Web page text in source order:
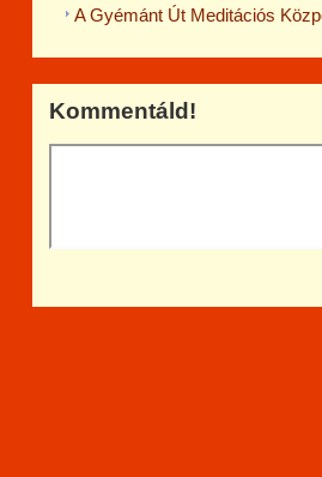
A Gyémánt Út Meditációs
Kommentáld!